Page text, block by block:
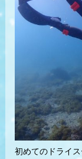
初めてのドライ